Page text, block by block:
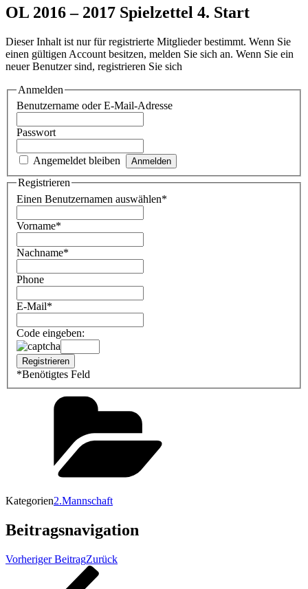
OL 2016 – 2017 Spielzettel 4. Start
Dieser Inhalt ist nur für registrierte Mitglieder bestimmt. Wenn Sie
einen gültigen Account besitzen, melden Sie sich an. Wenn Sie ein
neuer Benutzer sind, registrieren Sie sich
Anmelden
Benutzername oder E-Mail-Adresse
Passwort
Angemeldet bleiben
Registrieren
Einen Benutzernamen auswählen*
Vorname*
Nachname*
Phone
E-Mail*
Code eingeben:
*Benötigtes Feld
Kategorien2.Mannschaft
Beitragsnavigation
Vorheriger BeitragZurück